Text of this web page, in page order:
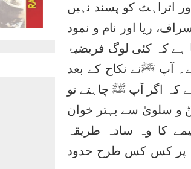
اتراہٹ کو پسند نہیں
ریا اور نام و نمود
ہے کہ کئی لوگ فریضیۂ
آپ ﷺنے نکاح کے بعد
کہ اگر آپ ﷺ چاہتے تو
و سلویٰ سے بہتر خوان
کا وہ سادہ طریقہ
پر کس کس طرح حدود